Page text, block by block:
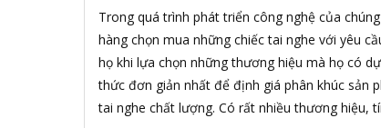
ACOUSTIC ENERGY
AD
ADATA
ADATA USA
ADDLOGIX
AFOX
Trong quá trình phát triển công nghệ của
hàng chọn mua những chiếc tai nghe với yêu
họ khi lựa chọn những thương hiệu mà họ có
thức đơn giản nhất để định giá phân khúc sản
tai nghe chất lượng. Có rất nhiều thương hiệu,